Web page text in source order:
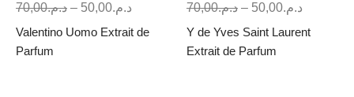
د.م.70,00 – د.م.50,00
Valentino Uomo Extrait de
Parfum
د.م.70,00 – د.م.50,00
Y de Yves Saint Laurent
Extrait de Parfum